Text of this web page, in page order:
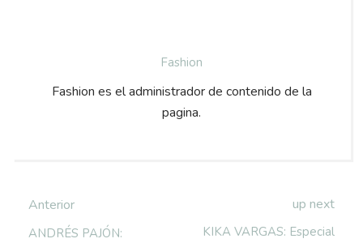
Fashion
Fashion es el administrador de contenido de la
pagina.
Anterior
ANDRÉS PAJÓN:
up next
KIKA VARGAS: Especial